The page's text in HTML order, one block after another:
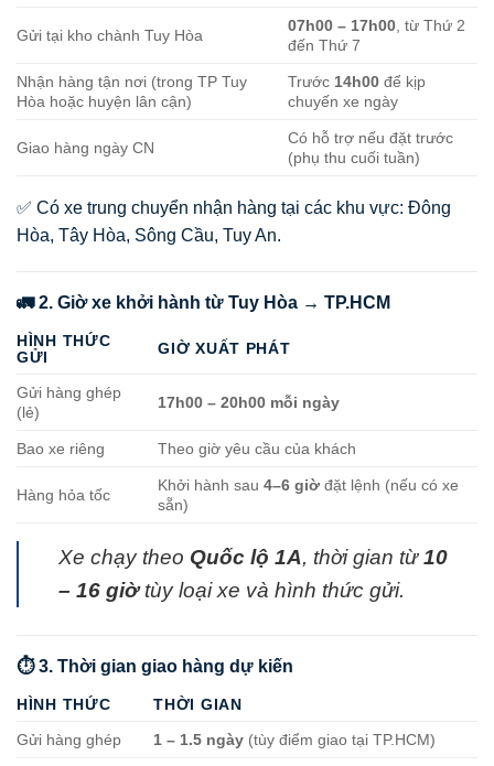
Gửi tại kho chành Tuy Hòa
07h00 – 17h00 , từ Thứ 2
đến Thứ 7
Nhận hàng tận nơi (trong TP Tuy
Hòa hoặc huyện lân cận)
Trước 14h00 để kịp
chuyến xe ngày
Giao hàng ngày CN
Có hỗ trợ nếu đặt trước
(phụ thu cuối tuần)
✅ Có xe trung chuyển nhận hàng tại các khu vực: Đông
Hòa, Tây Hòa, Sông Cầu, Tuy An.
🚛 2. Giờ xe khởi hành từ Tuy Hòa → TP.HCM
HÌNH THỨC
GỬI
GIỜ XUẤT PHÁT
Gửi hàng ghép
(lẻ)
17h00 – 20h00 mỗi ngày
Bao xe riêng Theo giờ yêu cầu của khách
Hàng hỏa tốc
Khởi hành sau4–6 giờ đặt lệnh (nếu có xe
sẵn)
Xe chạy theo Quốc lộ 1A, thời gian từ10
– 16 giờtùy loại xe và hình thức gửi.
⏱️ 3. Thời gian giao hàng dự kiến
HÌNH THỨC
THỜI GIAN
Gửi hàng ghép
1 – 1.5 ngày (tùy điểm giao tại TP.HCM)